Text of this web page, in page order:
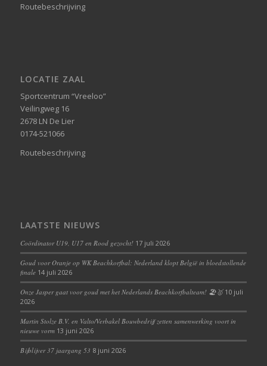
Routebeschrijving
LOCATIE ZAAL
Sportcentrum “Vreeloo”
Veilingweg 16
2678 LN De Lier
0174-521066
Routebeschrijving
LAATSTE NIEUWS
Coördinator U19, U17 en Rood gezocht! 17 juli 2026
Goud voor Oranje op WK Beachkorfbal: Nederland klopt België in bloedstollende
finale 14 juli 2026
Onze Jasper gaat voor goud met het Nederlands Beachkorfbalteam! 🏖️🥇 10 juli
2026
Martin Stolze B.V. en Valto/Verbakel Bouwbedrijf zetten samenwerking voort in
nieuwe vorm 13 juni 2026
Bijblijver 37 jaargang 53 8 juni 2026